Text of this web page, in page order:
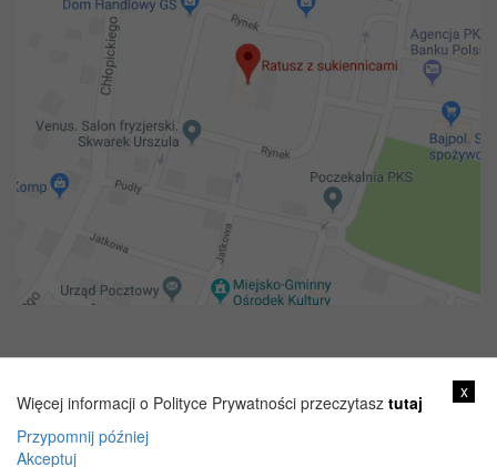
x
Więcej informacji o Polityce Prywatności przeczytasz tutaj
Przypomnij później
Akceptuj